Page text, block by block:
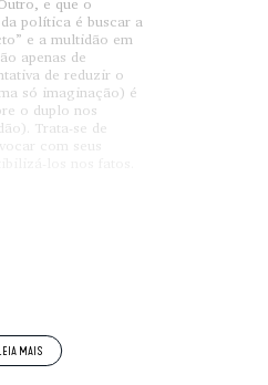
e que o
política é buscar a
e a multidão em
apenas de
de reduzir o
só imaginação) é
o duplo nos
Trata-se de
com seus